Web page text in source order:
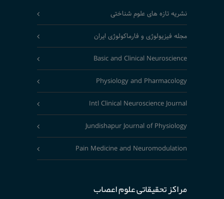
نشریه تازه های علوم شناختی
مجله فیزیولوژی و فارماکولوژی ایران
Basic and Clinical Neuroscience
Physiology and Pharmacology
Intl Clinical Neuroscience Journal
Jundishapur Journal of Physiology
Pain Medicine and Neuromodulation
مراکز تحقیقاتی علوم اعصاب